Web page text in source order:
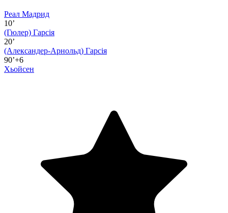
Реал Мадрид
10’
(Гюлер) Гарсія
20’
(Александер-Арнольд) Гарсія
90’+6
Хьойсен